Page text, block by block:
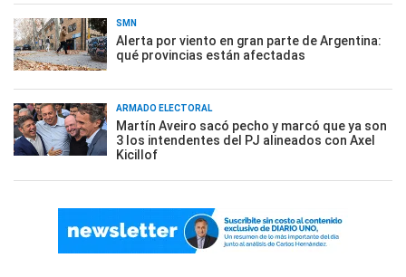
SMN
Alerta por viento en gran parte de Argentina:
qué provincias están afectadas
ARMADO ELECTORAL
Martín Aveiro sacó pecho y marcó que ya son
3 los intendentes del PJ alineados con Axel
Kicillof